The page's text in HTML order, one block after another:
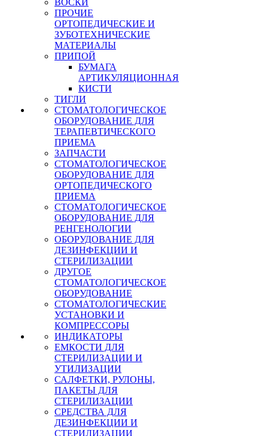
ВОСКИ
ПРОЧИЕ
ОРТОПЕДИЧЕСКИЕ И
ЗУБОТЕХНИЧЕСКИЕ
МАТЕРИАЛЫ
ПРИПОЙ
БУМАГА
АРТИКУЛЯЦИОННАЯ
КИСТИ
ТИГЛИ
СТОМАТОЛОГИЧЕСКОЕ
ОБОРУДОВАНИЕ ДЛЯ
ТЕРАПЕВТИЧЕСКОГО
ПРИЕМА
ЗАПЧАСТИ
СТОМАТОЛОГИЧЕСКОЕ
ОБОРУДОВАНИЕ ДЛЯ
ОРТОПЕДИЧЕСКОГО
ПРИЕМА
СТОМАТОЛОГИЧЕСКОЕ
ОБОРУДОВАНИЕ ДЛЯ
РЕНГЕНОЛОГИИ
ОБОРУДОВАНИЕ ДЛЯ
ДЕЗИНФЕКЦИИ И
СТЕРИЛИЗАЦИИ
ДРУГОЕ
СТОМАТОЛОГИЧЕСКОЕ
ОБОРУДОВАНИЕ
СТОМАТОЛОГИЧЕСКИЕ
УСТАНОВКИ И
КОМПРЕССОРЫ
ИНДИКАТОРЫ
ЕМКОСТИ ДЛЯ
СТЕРИЛИЗАЦИИ И
УТИЛИЗАЦИИ
САЛФЕТКИ, РУЛОНЫ,
ПАКЕТЫ ДЛЯ
СТЕРИЛИЗАЦИИ
СРЕДСТВА ДЛЯ
ДЕЗИНФЕКЦИИ И
СТЕРИЛИЗАЦИИ